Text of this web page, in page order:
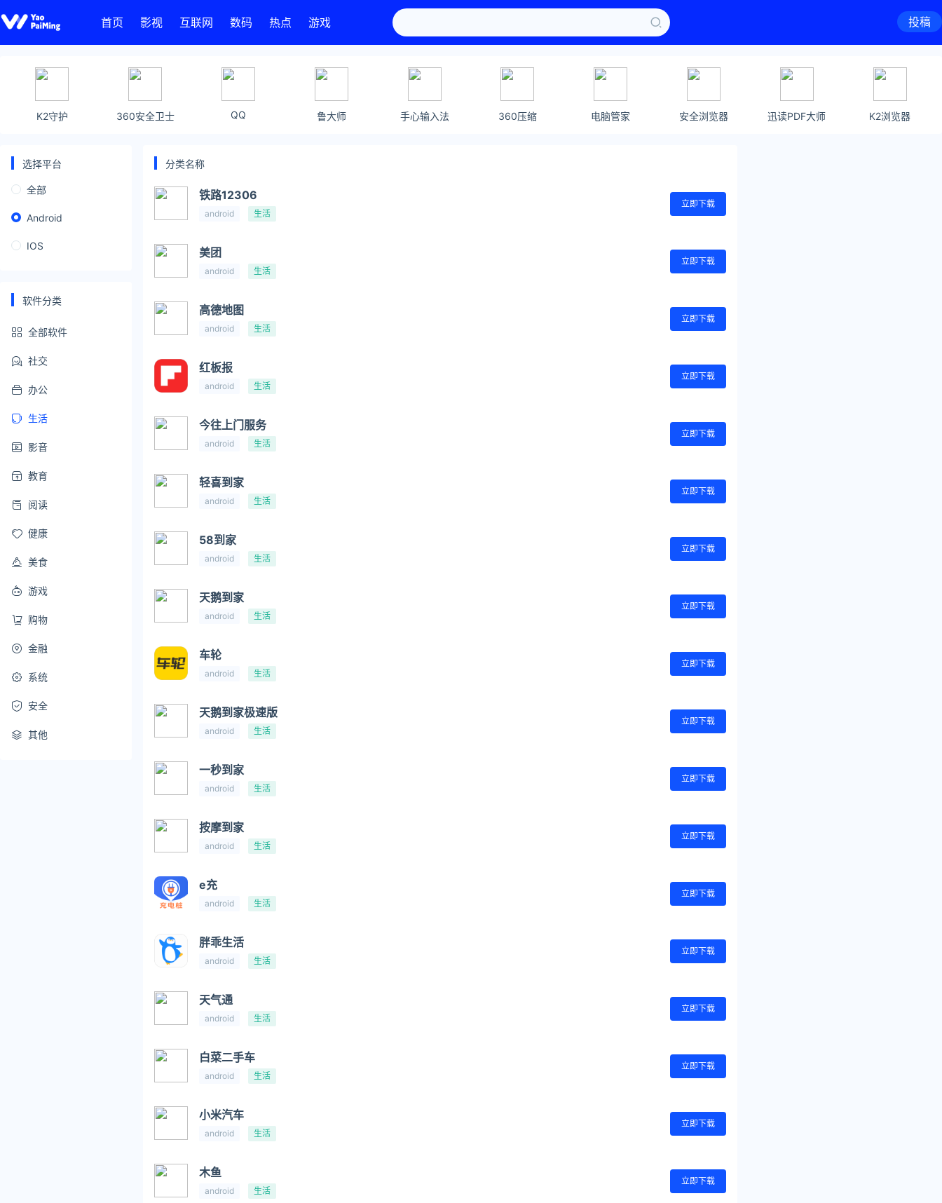
首页 影视 互联网 数码 热点 游戏 投稿
K2守护 360安全卫士 QQ 鲁大师 手心输入法 360压缩 电脑管家 安全浏览器 迅读PDF大师 K2浏览器
选择平台
全部
Android
IOS
软件分类
全部软件
社交
办公
生活
影音
教育
阅读
健康
美食
游戏
购物
金融
系统
安全
其他
分类名称
铁路12306
android 生活
立即下载
美团
android 生活
立即下载
高德地图
android 生活
立即下载
红板报
android 生活
立即下载
今往上门服务
android 生活
立即下载
轻喜到家
android 生活
立即下载
58到家
android 生活
立即下载
天鹅到家
android 生活
立即下载
车轮
android 生活
立即下载
天鹅到家极速版
android 生活
立即下载
一秒到家
android 生活
立即下载
按摩到家
android 生活
立即下载
e充
android 生活
立即下载
胖乖生活
android 生活
立即下载
天气通
android 生活
立即下载
白菜二手车
android 生活
立即下载
小米汽车
android 生活
立即下载
木鱼
android 生活
立即下载